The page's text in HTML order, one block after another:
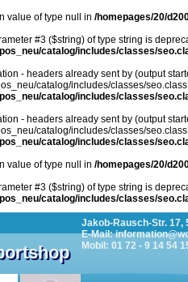
value of type null in /homepages/20/
#3 ($string) of type string is
catalog/includes/classes/
- headers already sent by (output
catalog/includes/classes/
catalog/includes/classes/
- headers already sent by (output
catalog/includes/classes/
catalog/includes/classes/
value of type null in /homepages/20/
#3 ($string) of type string is
catalog/includes/classes/
Jakob-Rausch-Str. 17,
E-Mail:
Mobil: 01 72 - 9 14 54